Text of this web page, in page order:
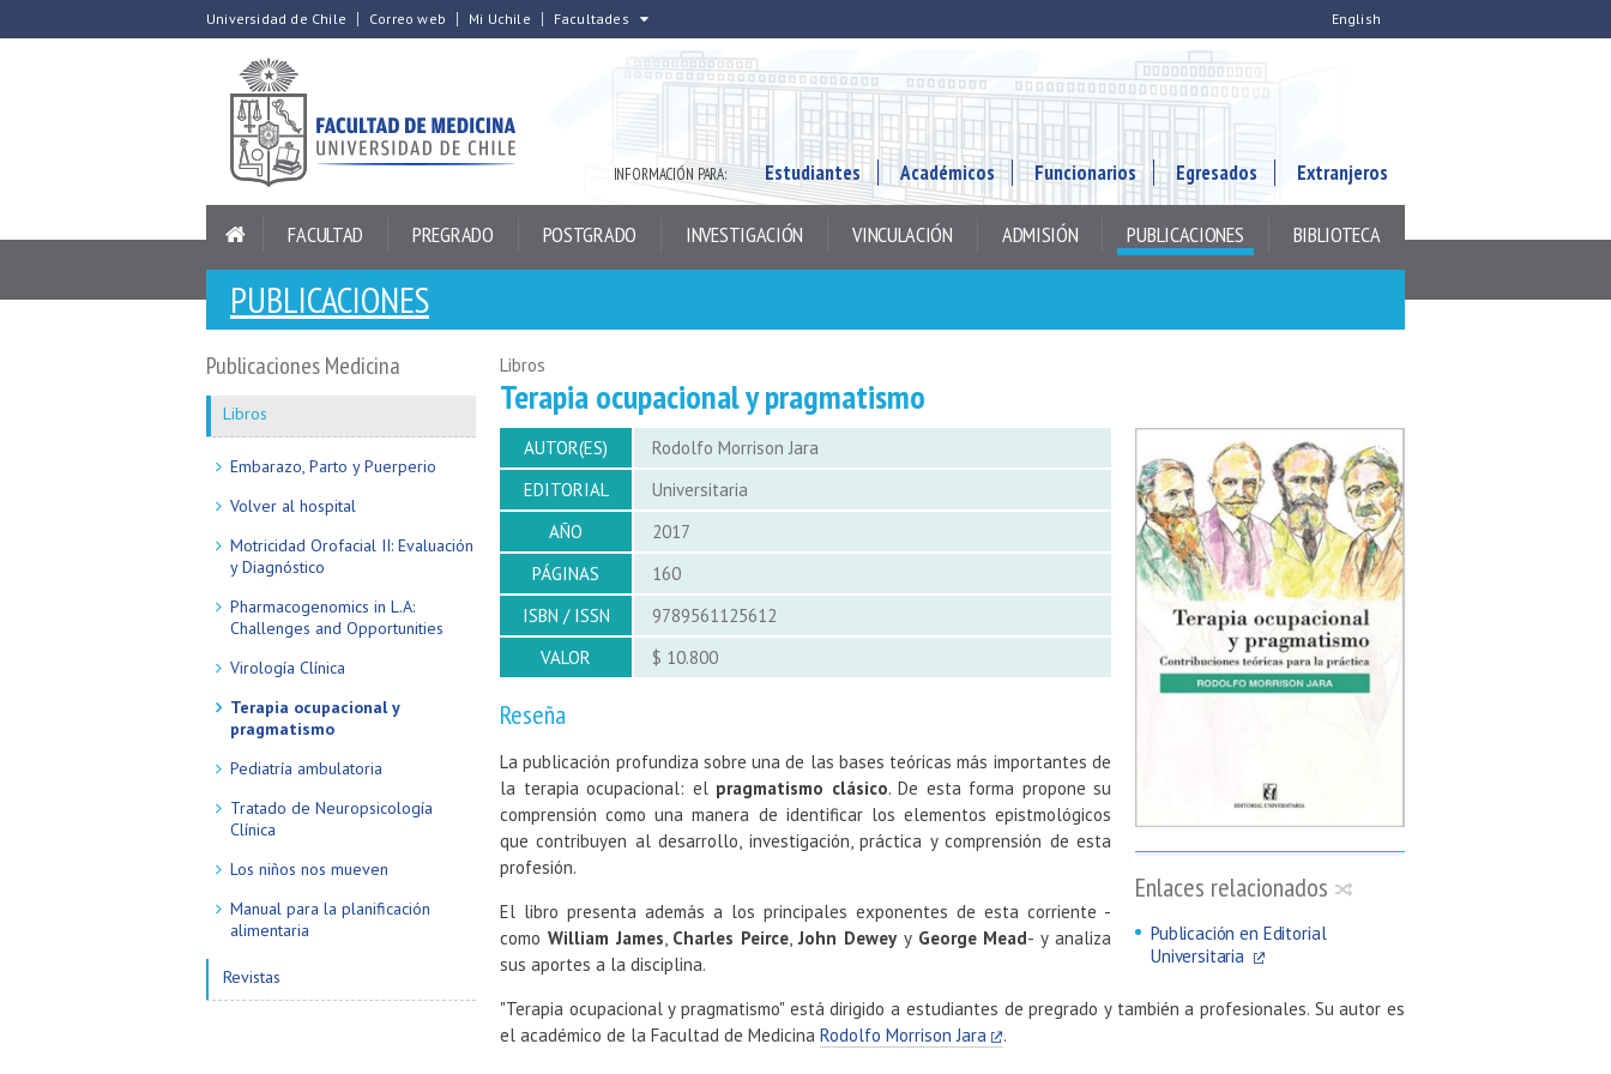
Universidad de Chile Correo web Mi Uchile Facultades English
INFORMACIÓN PARA: Estudiantes Académicos Funcionarios Egresados Extranjeros
FACULTAD PREGRADO POSTGRADO INVESTIGACIÓN VINCULACIÓN ADMISIÓN PUBLICACIONES BIBLIOTECA
PUBLICACIONES
Publicaciones Medicina
Libros
Manual para la planificación
alimentaria
Los niños nos mueven
Tratado de Neuropsicología
Clínica
Pediatría ambulatoria
Terapia ocupacional y
pragmatismo
Virología Clínica
Pharmacogenomics in L.A:
Challenges and Opportunities
Motricidad Orofacial II: Evaluación
y Diagnóstico
Volver al hospital
Embarazo, Parto y Puerperio
Revistas
Libros
Terapia ocupacional y pragmatismo
Enlaces relacionados
Publicación en Editorial
Universitaria
AUTOR(ES)
Rodolfo Morrison Jara
EDITORIAL
Universitaria
AÑO
2017
PÁGINAS
160
ISBN / ISSN
9789561125612
VALOR
$ 10.800
Reseña
La publicación profundiza sobre una de las bases teóricas más importantes de
la terapia ocupacional: el pragmatismo clásico. De esta forma propone su
comprensión como una manera de identificar los elementos epistmológicos
que contribuyen al desarrollo, investigación, práctica y comprensión de esta
profesión.
El libro presenta además a los principales exponentes de esta corriente -
como William James, Charles Peirce,John Deweyy George Mead- y analiza
sus aportes a la disciplina.
"Terapia ocupacional y pragmatismo" está dirigido a estudiantes de pregrado y también a profesionales. Su autor es
el académico de la Facultad de Medicina Rodolfo Morrison Jara .